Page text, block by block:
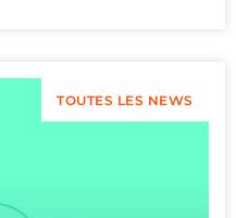
TOUTES LES NEWS